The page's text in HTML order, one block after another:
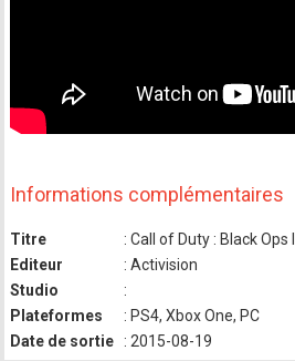
Informations complémentaires
Titre
: Call of Duty : Black Ops III
Editeur
: Activision
Studio
:
Plateformes
: PS4, Xbox One, PC
Date de sortie
: 2015-08-19